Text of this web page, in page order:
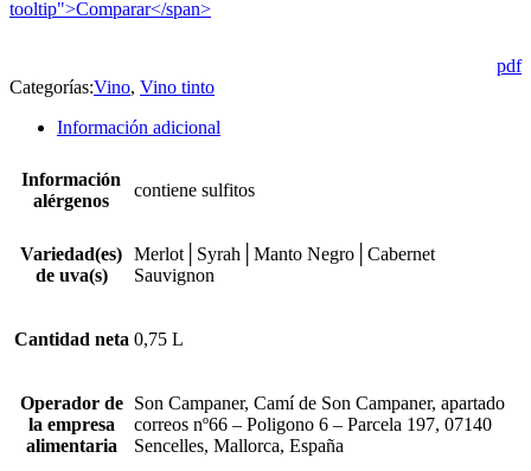
tooltip">Comparar</span>
pdf
Categorías:Vino, Vino tinto
Información adicional
Información
alérgenos
contiene sulfitos
Variedad(es)
de uva(s)
Merlot│Syrah│Manto Negro│Cabernet
Sauvignon
Cantidad neta 0,75 L
Operador de
la empresa
alimentaria
Son Campaner, Camí de Son Campaner, apartado
correos nº66 – Poligono 6 – Parcela 197, 07140
Sencelles, Mallorca, España